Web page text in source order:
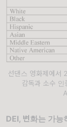
선댄스 영화제에서
감독과 소수
DEI, 변화는 가능